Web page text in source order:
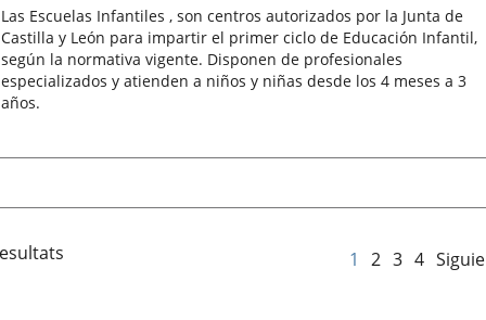
Las Escuelas Infantiles , son centros autorizados por la Junta de
Castilla y León para impartir el primer ciclo de Educación Infantil,
según la normativa vigente. Disponen de profesionales
especializados y atienden a niños y niñas desde los 4 meses a 3
años.
1 2 3 4